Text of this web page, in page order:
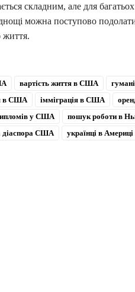
складним, але для
можна поступово
життя.
вартість життя в США
в США імміграція в США
у США
пошук роботи в
діаспора США
українці в Америці